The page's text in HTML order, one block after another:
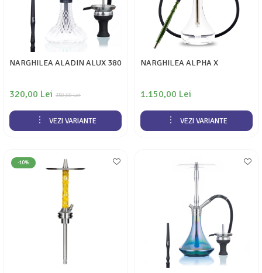
NARGHILEA ALADIN ALUX 380
350,00 Lei
320,00 Lei
VEZI VARIANTE
NARGHILEA ALPHA X
1.150,00 Lei
VEZI VARIANTE
-10%